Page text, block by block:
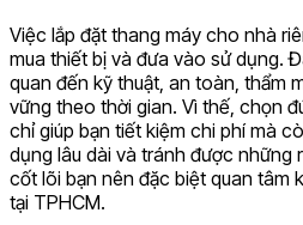
Việc lắp đặt thang máy cho nhà
mua thiết bị và đưa vào sử dụng.
quan đến kỹ thuật, an toàn, thẩm
vững theo thời gian. Vì thế, chọn
chỉ giúp bạn tiết kiệm chi phí mà
dụng lâu dài và tránh được những
cốt lõi bạn nên đặc biệt quan tâm
tại TPHCM.